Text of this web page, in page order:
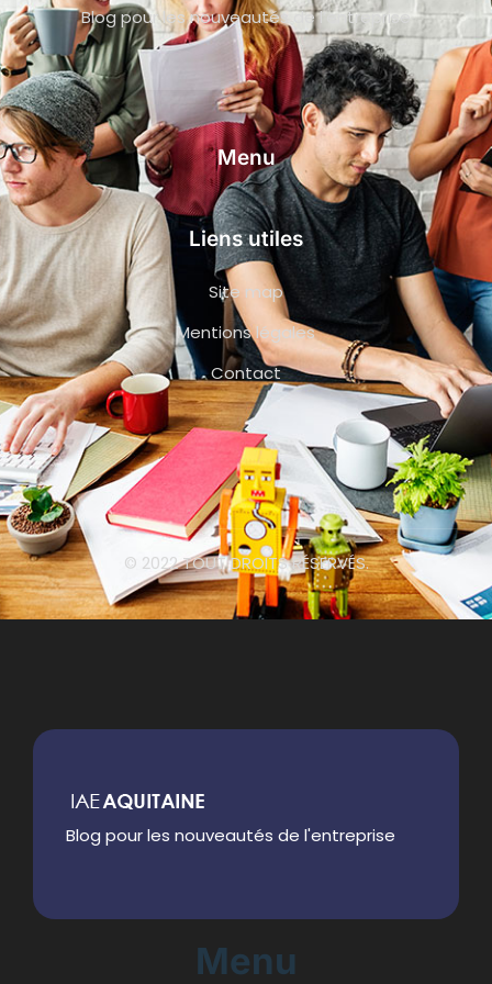
Blog pour les nouveautés de l’entreprise
Menu
Liens utiles
Site map
Mentions légales
Contact
© 2022 TOUT DROITS RÉSERVÉS.
Blog pour les nouveautés de l'entreprise
Menu